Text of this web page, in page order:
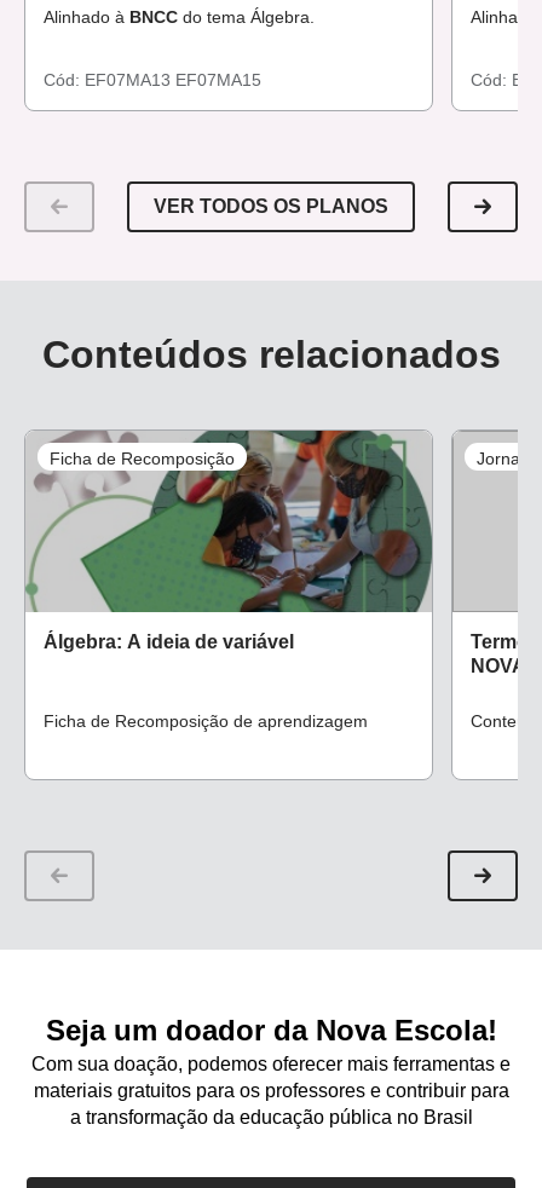
Alinhado à BNCC do tema Álgebra.
Cód: EF07MA13 EF07MA15 Cód:
VER TODOS OS PLANOS
Conteúdos relacionados
Ficha de Recomposição
Álgebra: A ideia de variável
Ficha de Recomposição de aprendizagem
NOVA
Seja um doador da Nova Escola!
Com sua doação, podemos oferecer mais ferramentas e
materiais gratuitos para os professores e contribuir para
a transformação da educação pública no Brasil